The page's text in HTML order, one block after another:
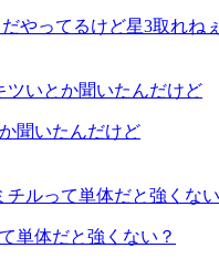
やってるけど星3取れねぇ
聞いたんだけど
単体だと強くない？